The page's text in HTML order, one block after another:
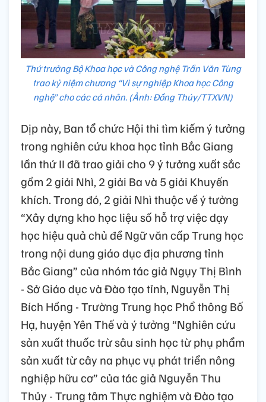
Thứ trưởng Bộ Khoa học và Công nghệ Trần Văn Tùng
trao kỷ niệm chương “Vì sự nghiệp Khoa học Công
nghệ” cho các cá nhân. (Ảnh: Đồng Thúy/TTXVN)
Dịp này, Ban tổ chức Hội thi tìm kiếm ý tưởng
trong nghiên cứu khoa học tỉnh Bắc Giang
lần thứ II đã trao giải cho 9 ý tưởng xuất sắc
gồm 2 giải Nhì, 2 giải Ba và 5 giải Khuyến
khích. Trong đó, 2 giải Nhì thuộc về ý tưởng
“Xây dựng kho học liệu số hỗ trợ việc dạy
học hiệu quả chủ đề Ngữ văn cấp Trung học
trong nội dung giáo dục địa phương tỉnh
Bắc Giang” của nhóm tác giả Ngụy Thị Bình
- Sở Giáo dục và Đào tạo tỉnh, Nguyễn Thị
Bích Hồng - Trường Trung học Phổ thông Bố
Hạ, huyện Yên Thế và ý tưởng “Nghiên cứu
sản xuất thuốc trừ sâu sinh học từ phụ phẩm
sản xuất từ cây na phục vụ phát triển nông
nghiệp hữu cơ” của tác giả Nguyễn Thu
Thủy - Trung tâm Thực nghiệm và Đào tạo